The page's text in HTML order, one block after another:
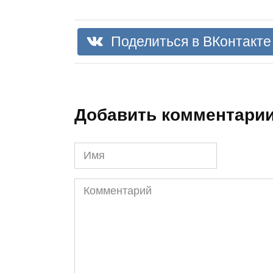
Поделиться в ВКонтакте
Добавить
Имя
Комментарий